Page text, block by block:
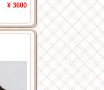
¥ 3600